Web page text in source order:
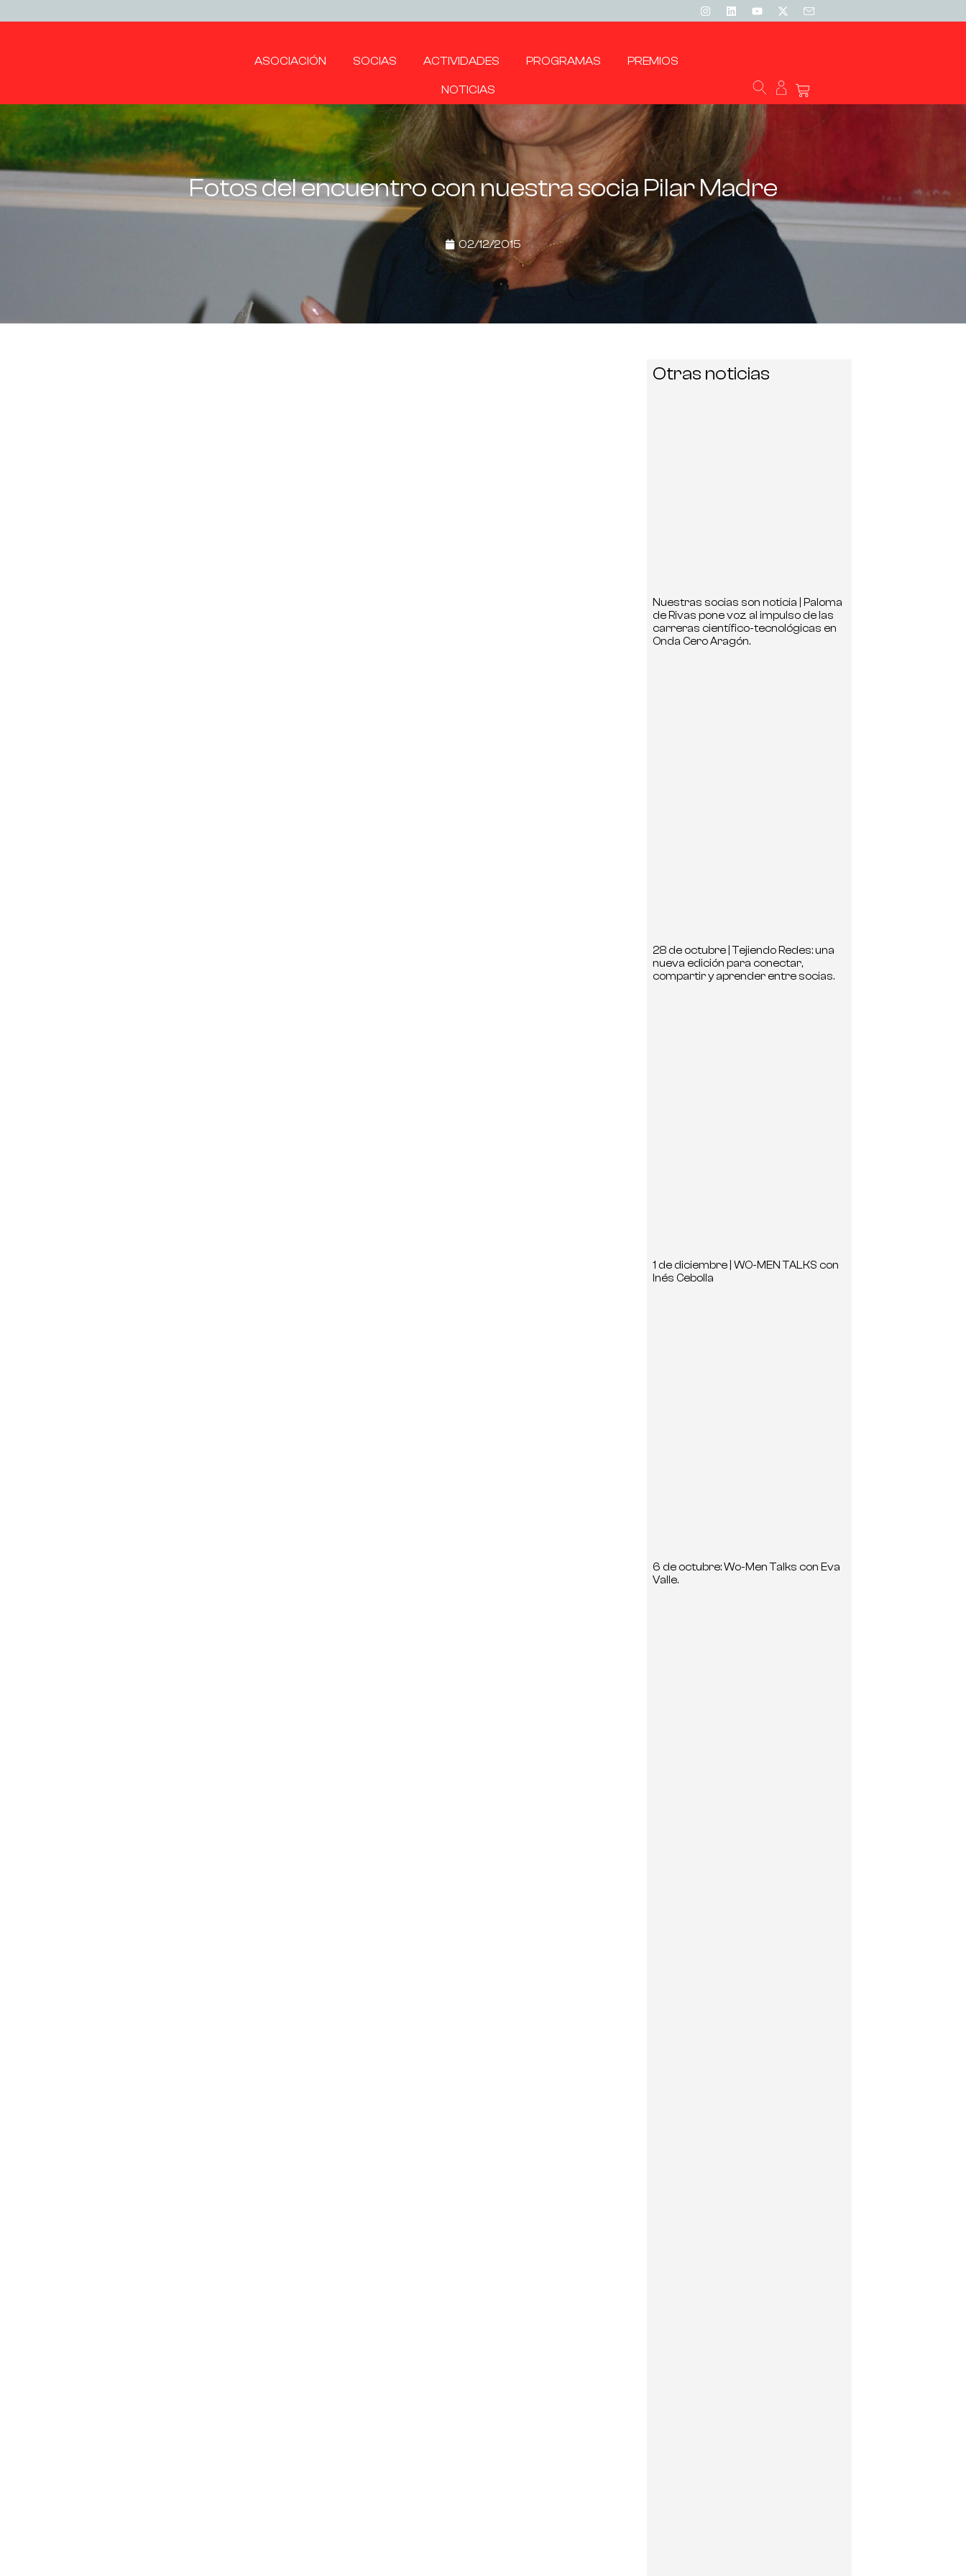
ASOCIACIÓN SOCIAS ACTIVIDADES PROGRAMAS PREMIOS
NOTICIAS
Fotos del encuentro con nuestra socia Pilar Madre
02/12/2015
Otras noticias
Nuestras socias son noticia | Paloma
de Rivas pone voz al impulso de las
carreras científico-tecnológicas en
Onda Cero Aragón.
28 de octubre | Tejiendo Redes: una
nueva edición para conectar,
compartir y aprender entre socias.
1 de diciembre | WO-MEN TALKS con
Inés Cebolla
6 de octubre: Wo-Men Talks con Eva
Valle.